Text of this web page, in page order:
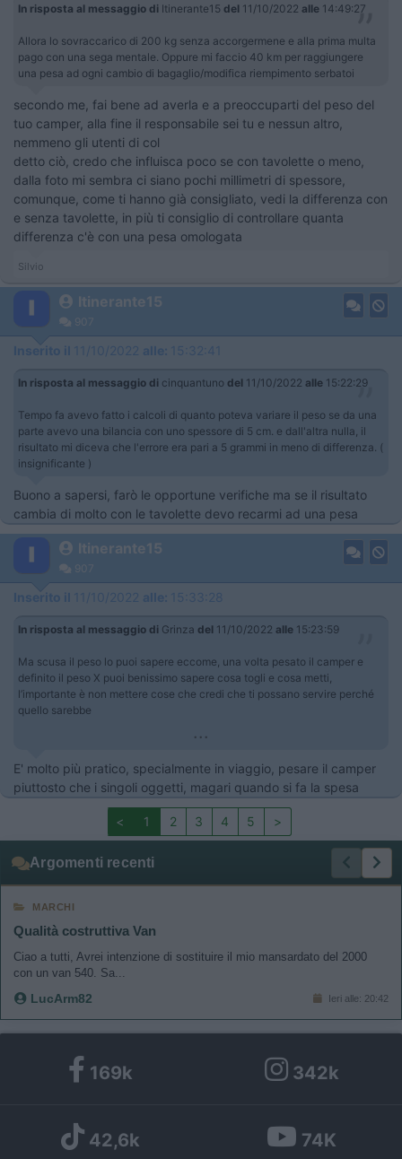
In risposta al messaggio di Itinerante15 del 11/10/2022 alle 14:49:27
Allora lo sovraccarico di 200 kg senza accorgermene e alla prima multa
pago con una sega mentale. Oppure mi faccio 40 km per raggiungere
una pesa ad ogni cambio di bagaglio/modifica riempimento serbatoi
secondo me, fai bene ad averla e a preoccuparti del peso del
tuo camper, alla fine il responsabile sei tu e nessun altro,
nemmeno gli utenti di col
detto ciò, credo che influisca poco se con tavolette o meno,
dalla foto mi sembra ci siano pochi millimetri di spessore,
comunque, come ti hanno già consigliato, vedi la differenza con
e senza tavolette, in più ti consiglio di controllare quanta
differenza c'è con una pesa omologata
Silvio
Itinerante15
907
Inserito il 11/10/2022 alle: 15:32:41
In risposta al messaggio di cinquantuno del 11/10/2022 alle 15:22:29
Tempo fa avevo fatto i calcoli di quanto poteva variare il peso se da una
parte avevo una bilancia con uno spessore di 5 cm. e dall'altra nulla, il
risultato mi diceva che l'errore era pari a 5 grammi in meno di differenza. (
insignificante )
Buono a sapersi, farò le opportune verifiche ma se il risultato
cambia di molto con le tavolette devo recarmi ad una pesa
Itinerante15
907
Inserito il 11/10/2022 alle: 15:33:28
In risposta al messaggio di Grinza del 11/10/2022 alle 15:23:59
Ma scusa il peso lo puoi sapere eccome, una volta pesato il camper e
definito il peso X puoi benissimo sapere cosa togli e cosa metti,
l’importante è non mettere cose che credi che ti possano servire perché
quello sarebbe
...
E' molto più pratico, specialmente in viaggio, pesare il camper
piuttosto che i singoli oggetti, magari quando si fa la spesa
< 1 2 3 4 5 >
Argomenti recenti
MARCHI
Qualità costruttiva Van
Ciao a tutti, Avrei intenzione di sostituire il mio mansardato del 2000
con un van 540. Sa...
LucArm82 Ieri alle: 20:42
169k 342k
42,6k 74K